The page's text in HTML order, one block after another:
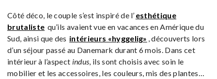
Côté déco, le couple s’est inspiré de l’ esthétique
brutaliste qu’ils avaient vue en vacances en Amérique du
Sud, ainsi que des intérieurs «hyggelig» , découverts lors
d’un séjour passé au Danemark durant 6 mois. Dans cet
intérieur à l’aspect indus, ils sont choisis avec soin le
mobilier et les accessoires, les couleurs, mis des plantes…